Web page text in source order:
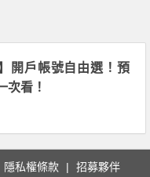
開戶帳號自由選！預
次看！
隱私權條款 招募夥伴